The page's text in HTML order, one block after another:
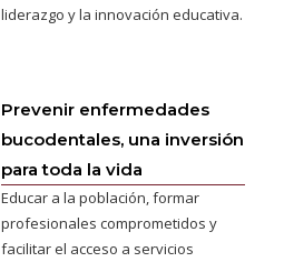
liderazgo y la innovación educativa.
Prevenir enfermedades
bucodentales, una inversión
para toda la vida
Educar a la población, formar
profesionales comprometidos y
facilitar el acceso a servicios